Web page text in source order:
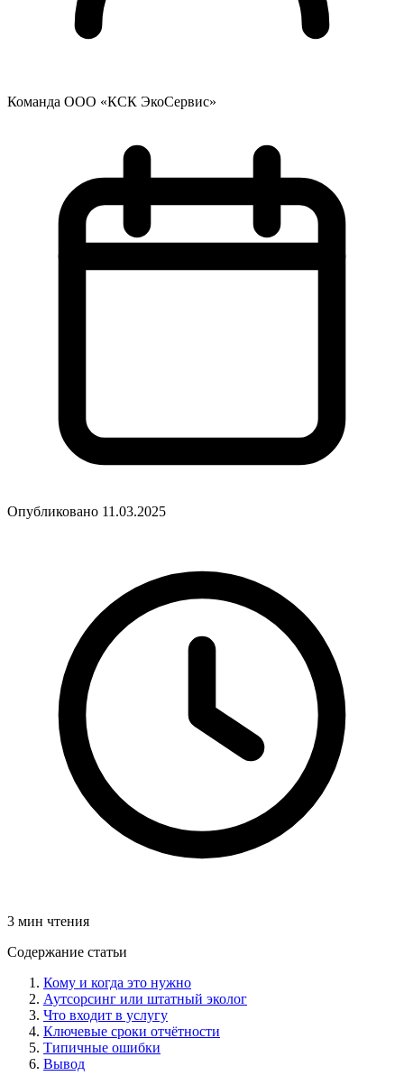
Команда ООО «КСК ЭкоСервис»
Опубликовано 11.03.2025
3 мин чтения
Содержание статьи
Кому и когда это нужно
Аутсорсинг или штатный эколог
Что входит в услугу
Ключевые сроки отчётности
Типичные ошибки
Вывод